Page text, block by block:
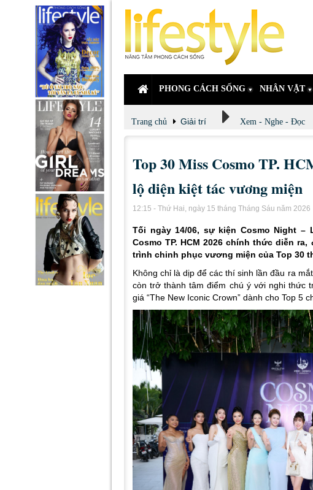
PHONG CÁCH SỐNG NHÂN VẬT
Trang chủ Giải trí Xem - Nghe - Đọc
Top 30 Miss Cosmo TP.
lộ diện kiệt tác vương miện
12:15 - Thứ Hai, ngày 15 tháng Tháng Sáu năm 2026
Tối ngày 14/06, sự kiện Cosmo Night
Cosmo TP. HCM 2026 chính thức diễn
trình chinh phục vương miện của Top 30
Không chỉ là dịp để các thí sinh lần đầu ra
còn trở thành tâm điểm chú ý với nghi thức
giá “The New Iconic Crown” dành cho Top 5